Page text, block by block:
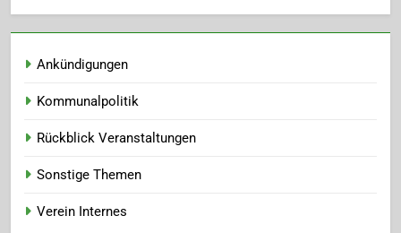
Ankündigungen
Kommunalpolitik
Rückblick Veranstaltungen
Sonstige Themen
Verein Internes